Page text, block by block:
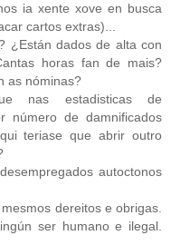
ia xente xove en busca
cartos extras)...
¿Están dados de alta con
horas fan de mais?
as nóminas?
nas estadisticas de
número de damnificados
teriase que abrir outro
autoctonos
dereitos e obrigas.
ser humano e ilegal.